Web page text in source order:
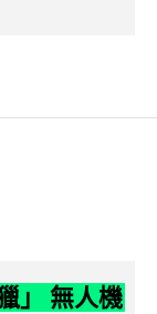
」 無人機